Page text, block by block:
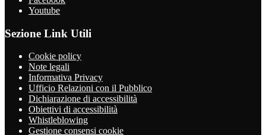
Youtube
Sezione Link Utili
Cookie policy
Note legali
Informativa Privacy
Ufficio Relazioni con il Pubblico
Dichiarazione di accessibilità
Obiettivi di accessibilità
Whistleblowing
Gestione consensi cookie